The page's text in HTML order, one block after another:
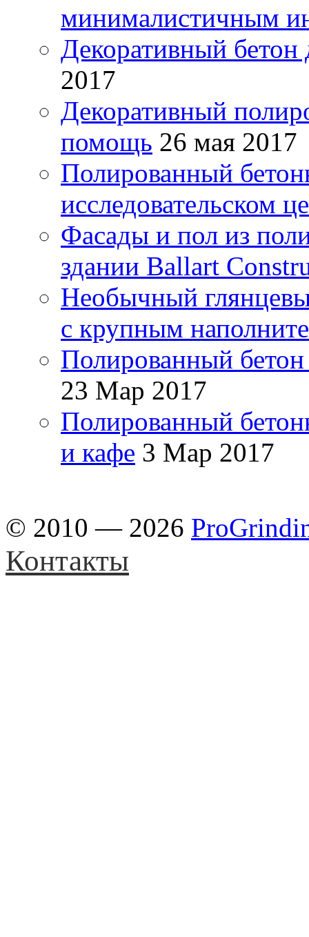
минималистичным
Декоративный бетон
2017
Декоративный
помощь 26 мая 2017
Полированный
исследовательском
Фасады и пол из
здании Ballart
Необычный
с крупным
Полированный бетон
23 Мар 2017
Полированный
и кафе 3 Мар 2017
© 2010 — 2026
Контакты